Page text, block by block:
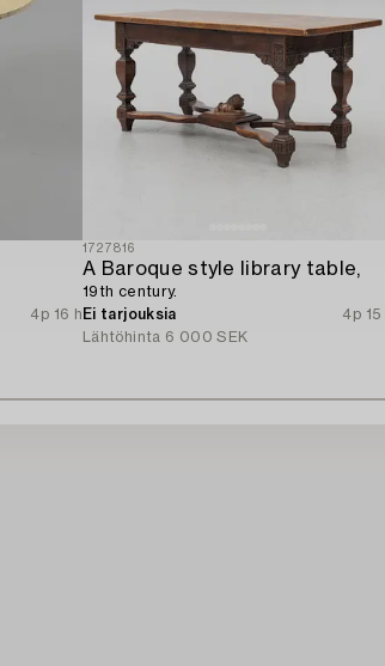
4p 16 h
1727816
A Baroque style library table,
19th century.
Ei tarjouksia
4p 15
Lähtöhinta 6 000 SEK